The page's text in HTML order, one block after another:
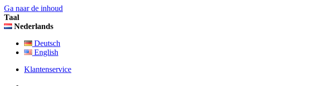
Ga naar de inhoud
Taal
Nederlands
Deutsch
English
Klantenservice